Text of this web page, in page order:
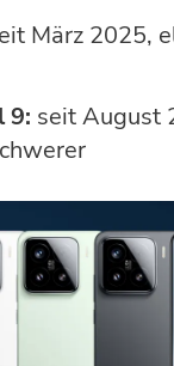
März 2025,
9: seit August